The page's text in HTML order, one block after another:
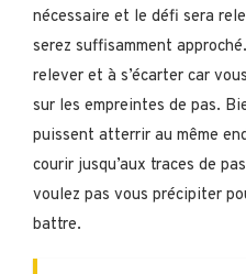
nécessaire et le défi sera
serez suffisamment
relever et à s’écarter car
sur les empreintes de pas.
puissent atterrir au même
courir jusqu’aux traces de
voulez pas vous précipiter
battre.